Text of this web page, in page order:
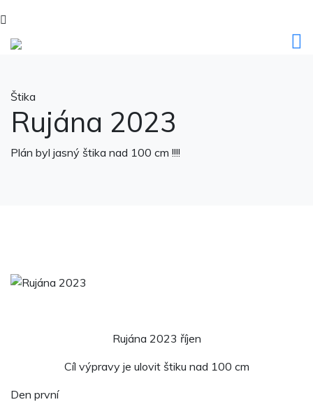
Štika
Rujána 2023
Plán byl jasný štika nad 100 cm !!!!
Rujána 2023 říjen
Cíl výpravy je ulovit štiku nad 100 cm
Den první